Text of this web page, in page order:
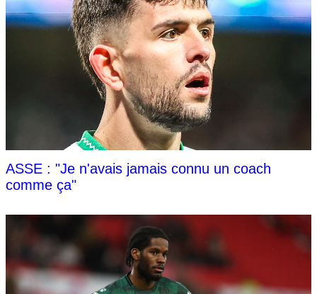
ASSE : "Je n'avais jamais connu un coach
comme ça"